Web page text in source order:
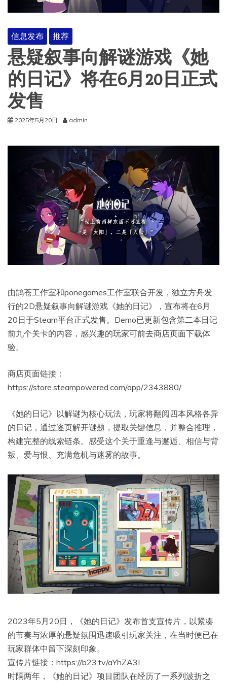
信息发布 推荐
悬疑叙事向解谜游戏《她
的日记》将在6月20日正式
发售
2025年5月20日 admin
由鹄苍工作室和ponegames工作室联合开发，独立方舟发
行的2D悬疑叙事向解谜游戏《她的日记》，宣布将在6月
20日于Steam平台正式发售。Demo已更新包含第二本日记
前九个关卡的内容，感兴趣的玩家可前去商店页面下载体
验。
商店页面链接：
https://store.steampowered.com/app/2343880/
《她的日记》以解谜为核心玩法，玩家将翻阅四本风格各异
的日记，通过逐页解开谜题，提取关键信息，并整合推理，
构建完整的线索链条。感受这个关于重逢与邂逅、相信与背
叛、爱与恨、充满危机与迷雾的故事。
2023年5月20日，《她的日记》发布首支宣传片，以紧凑
的节奏与浓厚的悬疑氛围迅速吸引玩家关注，在当时便已在
玩家群体中留下深刻印象。
宣传片链接：https://b23.tv/aYhZA3I
时隔两年，《她的日记》项目团队在经历了一系列波折之